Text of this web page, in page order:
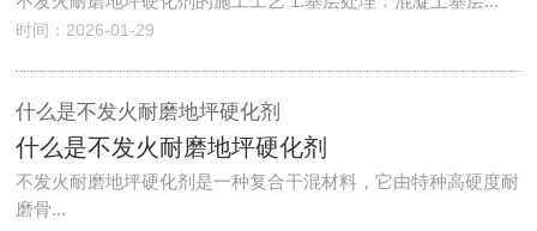
时间：2026-01-29
什么是不发火耐磨地坪硬化剂
什么是不发火耐磨地坪硬化剂
不发火耐磨地坪硬化剂是一种复合干混材料，它由特种高硬度耐
磨骨...